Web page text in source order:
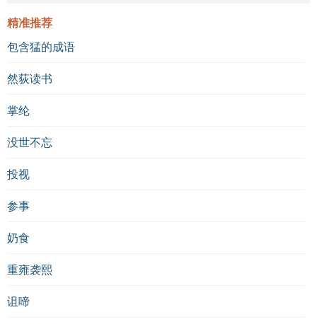
精准推荐
包含猛的成语
然荻读书
掌纶
没世不忘
投视
参事
奶食
重雍袭熙
诅啼